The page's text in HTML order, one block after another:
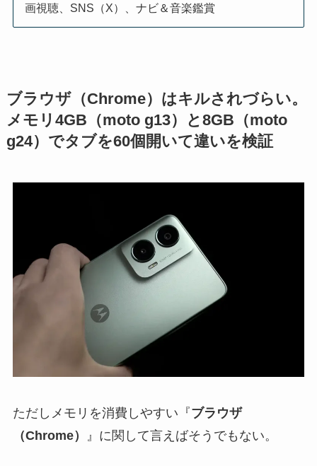
画視聴、SNS（X）、ナビ＆音楽鑑賞
ブラウザ（Chrome）はキルされづらい。
メモリ4GB（moto g13）と8GB（moto
g24）でタブを60個開いて違いを検証
ただしメモリを消費しやすい『ブラウザ
（Chrome）
』に関して言えばそうでもない。